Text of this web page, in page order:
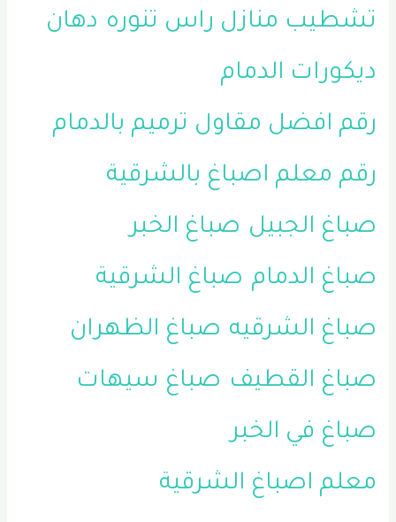
تشطيب منازل راس تنوره دهان
ديكورات الدمام
رقم افضل مقاول ترميم بالدمام
رقم معلم اصباغ بالشرقية
صباغ الجبيل صباغ الخبر
صباغ الدمام صباغ الشرقية
صباغ الشرقيه صباغ الظهران
صباغ القطيف صباغ سيهات
صباغ في الخبر
معلم اصباغ الشرقية